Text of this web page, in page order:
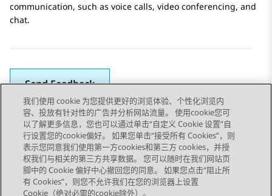
communication, such as voice calls, video conferencing, and
chat.
Send Feedback
Topic navigation
上一主题 下一主题
STAY CONNECTED
我们使用 cookie 为您提供更好的浏览体验、个性化浏览内
容、投放有针对性的广告并分析网站流量。 使用cookie您可
以了解更多信息，您也可以通过单击“自定义 Cookie 设置”自
行设置您的cookie偏好。 如果您单击“接受所有 Cookies”，则
表示您同意我们使用第一方cookies和第三方 cookies，并授
权我们与相关的第三方共享数据。 您可以随时在我们网站页
脚中的 Cookie 偏好中心撤回您的同意。 如果您点击“阻止所
有 Cookies”，则您不允许我们在您的浏览器上设置
Cookie（绝对必需的cookie除外）。